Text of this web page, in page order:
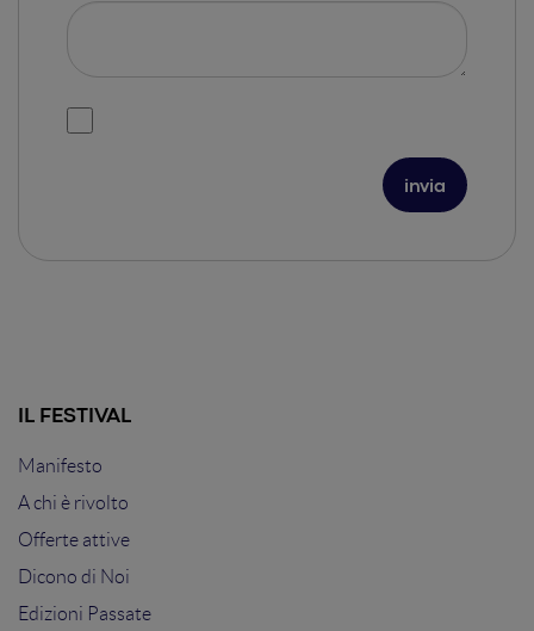
IL FESTIVAL
Manifesto
A chi è rivolto
Offerte attive
Dicono di Noi
Edizioni Passate